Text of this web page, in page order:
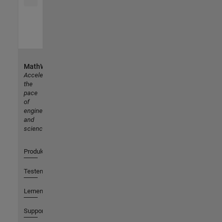
MathWorks
Accelerating
the
pace
of
engineering
and
science
Produkte
Testen oder Kaufen
Lernen
Support